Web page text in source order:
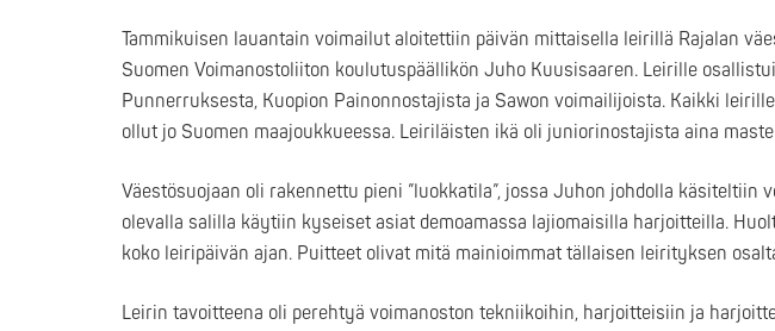
Tammikuisen lauantain voimailut aloitettiin päivän mittaisella leirillä Rajalan
Suomen Voimanostoliiton koulutuspäällikön Juho Kuusisaaren. Leirille
Punnerruksesta, Kuopion Painonnostajista ja Sawon voimailijoista. Kaikki
ollut jo Suomen maajoukkueessa. Leiriläisten ikä oli juniorinostajista aina
Väestösuojaan oli rakennettu pieni ”luokkatila”, jossa Juhon johdolla
olevalla salilla käytiin kyseiset asiat demoamassa lajiomaisilla harjoitteilla.
koko leiripäivän ajan. Puitteet olivat mitä mainioimmat tällaisen leirityksen
Leirin tavoitteena oli perehtyä voimanoston tekniikoihin, harjoitteisiin ja